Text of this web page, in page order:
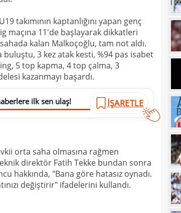
takımının kaptanlığını yapan genç
maçına 11'de başlayarak dikkatleri
kalan Malkoçoğlu, tam not aldı.
buluştu, 3 kez atak kesti, %94 pas isabet
5 top kapma, 4 top çalma, 3
kazanmayı başardı.
ilk sen ulaş! İŞARETLE
orta saha olmasına rağmen
direktör Fatih Tekke bundan sonra
hakkında, "Bana göre hatasız oynadı.
değiştirir" ifadelerini kullandı.
12.